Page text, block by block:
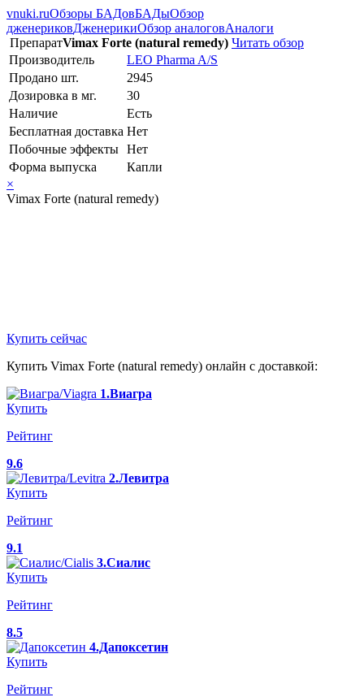
vnuki.ruОбзоры БАДовБАДыОбзор
дженериковДженерикиОбзор аналоговАналоги
ПрепаратVimax Forte (natural remedy) Читать обзор
Производитель
LEO Pharma A/S
Продано шт.
2945
Дозировка в мг.
30
Наличие
Есть
Бесплатная доставка Нет
Побочные эффекты Нет
Форма выпуска
Капли
×
Vimax Forte (natural remedy)
Купить сейчас
Купить Vimax Forte (natural remedy) онлайн с доставкой:
1.Виагра
Купить
Рейтинг
9.6
2.Левитра
Купить
Рейтинг
9.1
3.Сиалис
Купить
Рейтинг
8.5
4.Дапоксетин
Купить
Рейтинг